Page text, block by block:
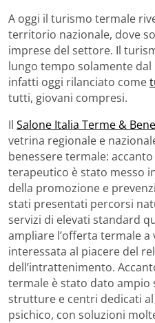
A oggi il turismo termale
territorio nazionale, dove
imprese del settore. Il
lungo tempo solamente
infatti oggi rilanciato come
tutti, giovani compresi.
Il Salone Italia Terme &
vetrina regionale e
benessere termale:
terapeutico è stato messo
della promozione e
stati presentati percorsi
servizi di elevati standard
ampliare l’offerta termale
interessata al piacere del
dell’intrattenimento.
termale è stato dato ampio
strutture e centri dedicati
psichico, con soluzioni